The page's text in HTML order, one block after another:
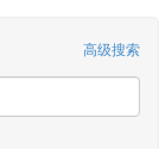
高级搜索